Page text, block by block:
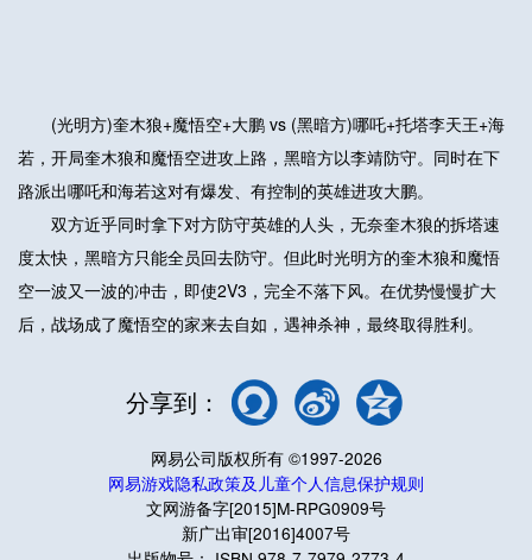
(光明方)奎木狼+魔悟空+大鹏 vs (黑暗方)哪吒+托塔李天王+海
若，开局奎木狼和魔悟空进攻上路，黑暗方以李靖防守。同时在下
路派出哪吒和海若这对有爆发、有控制的英雄进攻大鹏。
双方近乎同时拿下对方防守英雄的人头，无奈奎木狼的拆塔速
度太快，黑暗方只能全员回去防守。但此时光明方的奎木狼和魔悟
空一波又一波的冲击，即使2V3，完全不落下风。在优势慢慢扩大
后，战场成了魔悟空的家来去自如，遇神杀神，最终取得胜利。
分享到：
网易公司版权所有 ©1997-2026
网易游戏隐私政策及儿童个人信息保护规则
文网游备字[2015]M-RPG0909号
新广出审[2016]4007号